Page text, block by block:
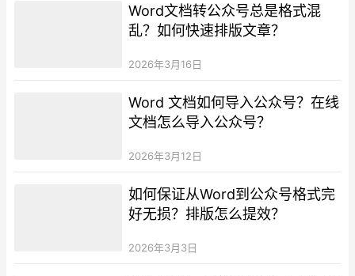
Word文档转公众号总是格式混
乱？如何快速排版文章？
2026年3月16日
Word 文档如何导入公众号？在线
文档怎么导入公众号？
2026年3月12日
如何保证从Word到公众号格式完
好无损？排版怎么提效？
2026年3月3日